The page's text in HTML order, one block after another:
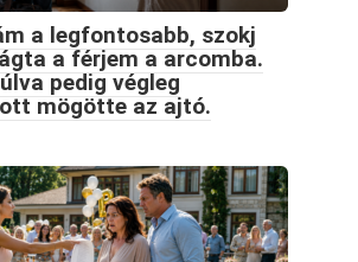
a legfontosabb, szokj
a férjem a arcomba.
pedig végleg
mögötte az ajtó.